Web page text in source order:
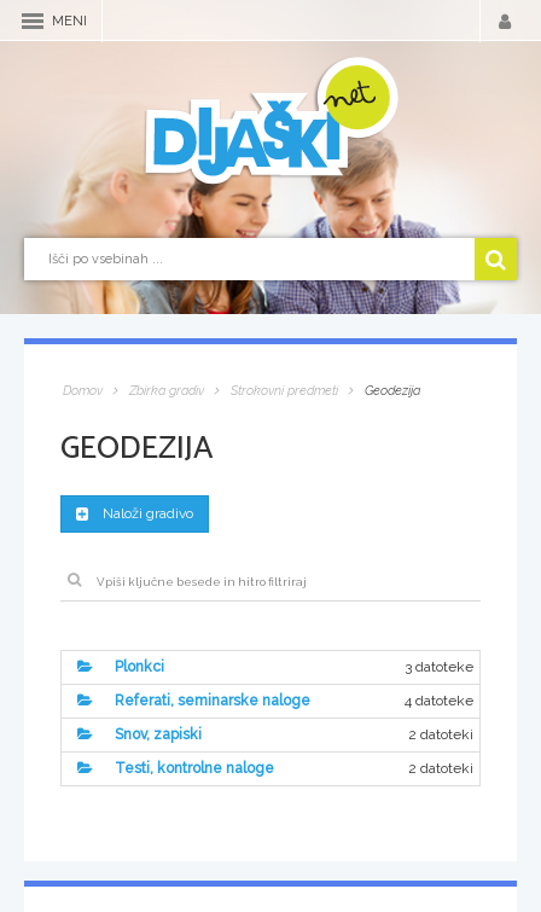
MENI
Domov Zbirka gradiv Strokovni predmeti Geodezija
GEODEZIJA
Naloži gradivo
Plonkci 3 datoteke
Referati, seminarske naloge 4 datoteke
Snov, zapiski 2 datoteki
Testi, kontrolne naloge 2 datoteki